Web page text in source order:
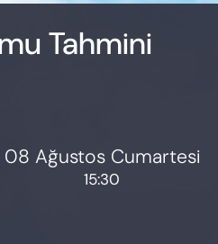
Tahmini
08 Ağustos Cumartesi
15:30